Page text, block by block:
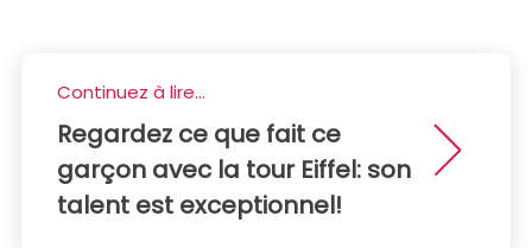
Continuez à lire...
Regardez ce que fait ce
garçon avec la tour Eiffel: son
talent est exceptionnel!